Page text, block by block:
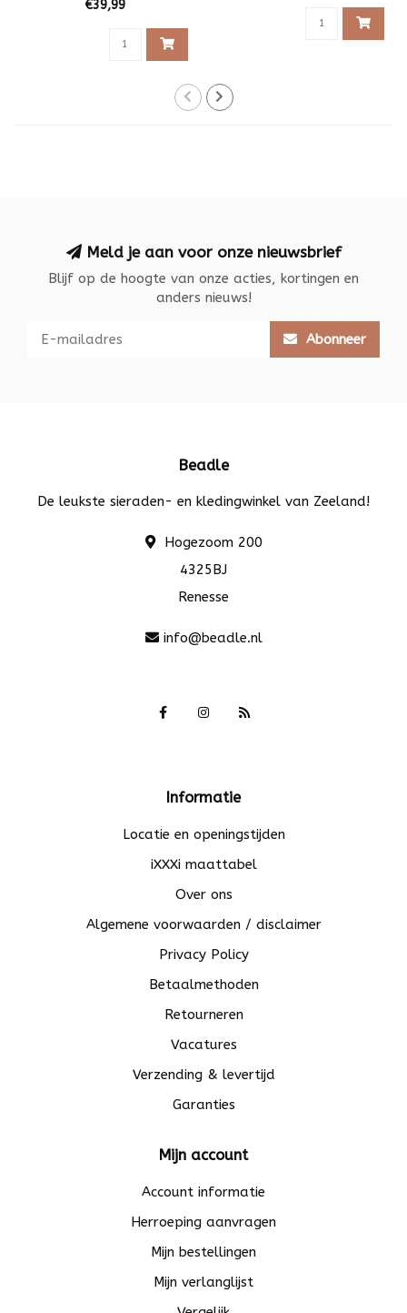
€39,99
Meld je aan voor onze nieuwsbrief
Blijf op de hoogte van onze acties, kortingen en
anders nieuws!
Abonneer
Beadle
De leukste sieraden- en kledingwinkel van Zeeland!
Hogezoom 200
4325BJ
Renesse
info@beadle.nl
Informatie
Locatie en openingstijden
iXXXi maattabel
Over ons
Algemene voorwaarden / disclaimer
Privacy Policy
Betaalmethoden
Retourneren
Vacatures
Verzending & levertijd
Garanties
Mijn account
Account informatie
Herroeping aanvragen
Mijn bestellingen
Mijn verlanglijst